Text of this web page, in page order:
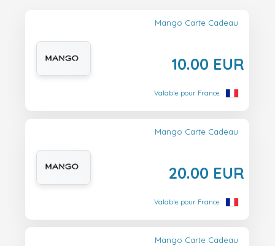
Mango Carte Cadeau
10.00 EUR
Valable pour France
Mango Carte Cadeau
20.00 EUR
Valable pour France
Mango Carte Cadeau